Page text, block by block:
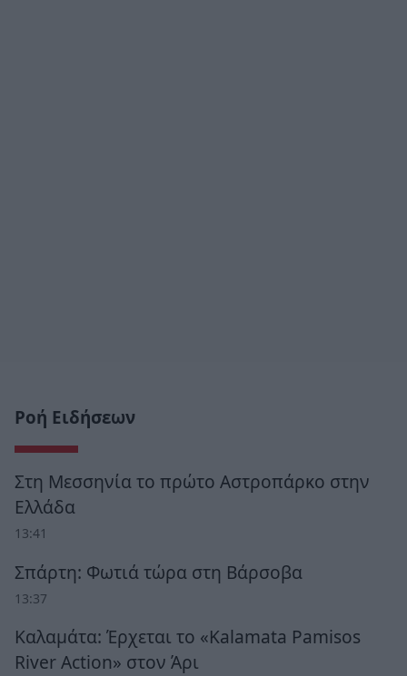
Ροή Ειδήσεων
Στη Μεσσηνία το πρώτο Αστροπάρκο στην
Ελλάδα
13:41
Σπάρτη: Φωτιά τώρα στη Βάρσοβα
13:37
Καλαμάτα: Έρχεται το «Kalamata Pamisos
River Action» στον Άρι